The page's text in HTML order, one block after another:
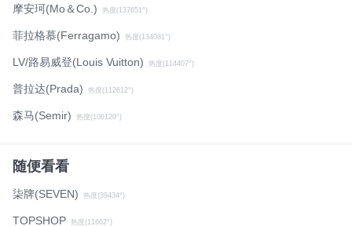
摩安珂(Mo＆Co.) 热度(137651°)
菲拉格慕(Ferragamo) 热度(134081°)
LV/路易威登(Louis Vuitton) 热度(114407°)
普拉达(Prada) 热度(112612°)
森马(Semir) 热度(106120°)
随便看看
柒牌(SEVEN) 热度(39434°)
TOPSHOP 热度(11662°)